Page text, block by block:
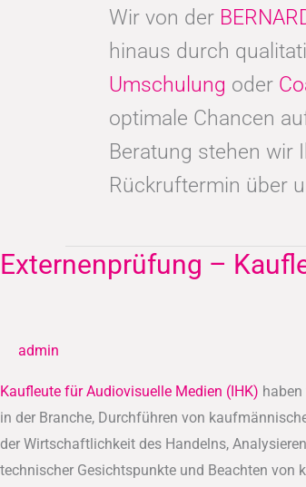
Wir von der
hinaus durch
Umschulung oder
optimale Chancen
Beratung stehen wir
Rückruftermin über
Externenprüfung –
admin
Kaufleute für Audiovisuelle Medien (IHK)
in der Branche, Durchführen von
der Wirtschaftlichkeit des Handelns,
technischer Gesichtspunkte und Beachten von
Externenprüfung
Medien
(IHK)